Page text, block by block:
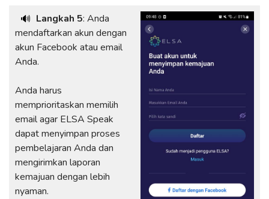
🔊 Langkah 5: Anda
mendaftarkan akun dengan
akun Facebook atau email
Anda.
Anda harus
memprioritaskan memilih
email agar ELSA Speak
dapat menyimpan proses
pembelajaran Anda dan
mengirimkan laporan
kemajuan dengan lebih
nyaman.